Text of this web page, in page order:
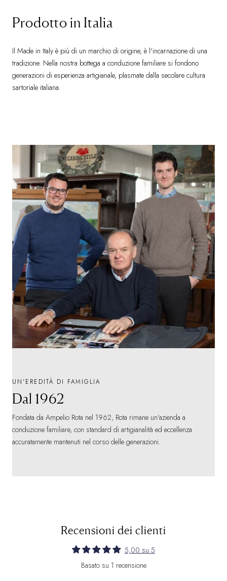
Prodotto in Italia
Il Made in Italy è più di un marchio di origine, è l'incarnazione di una
tradizione. Nella nostra bottega a conduzione familiare si fondono
generazioni di esperienza artigianale, plasmate dalla secolare cultura
sartoriale italiana.
UN'EREDITÀ DI FAMIGLIA
Dal 1962
Fondata da Ampelio Rota nel 1962, Rota rimane un'azienda a
conduzione familiare, con standard di artigianalità ed eccellenza
accuratamente mantenuti nel corso delle generazioni.
Recensioni dei clienti
5,00 su 5
Basato su 1 recensione